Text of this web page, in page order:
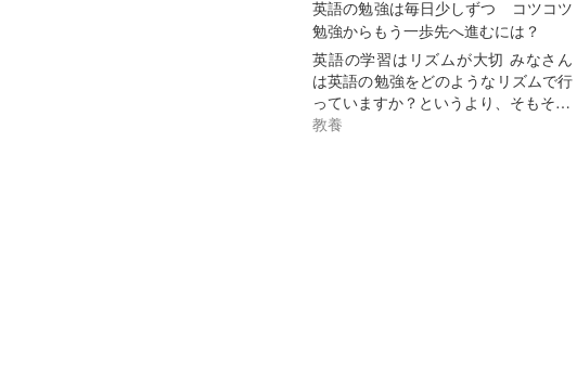
英語の勉強は毎日少しずつ コツコツ
勉強からもう一歩先へ進むには？
英語の学習はリズムが大切 みなさん
は英語の勉強をどのようなリズムで行
っていますか？というより、そもそ…
教養